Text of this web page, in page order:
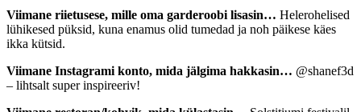
Viimane riietusese, mille oma garderoobi lisasin… Helerohelised
lühikesed püksid, kuna enamus olid tumedad ja noh päikese käes
ikka kütsid.
Viimane Instagrami konto, mida jälgima hakkasin… @shanef3d
– lihtsalt super inspireeriv!